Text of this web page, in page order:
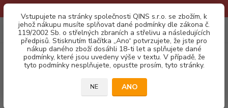
Vstupujete na stránky společnosti QINS s.r.o. se zbožím, k
jehož nákupu musíte splňovat dané podmínky dle zákona č.
119/2002 Sb. o střelných zbraních a střelivu a následujících
předpisů. Stisknutím tlačítka „Ano“ potvrzujete, že jste pro
nákup daného zboží dosáhli 18-ti let a splňujete dané
podmínky, které jsou uvedeny výše v textu. V případě, že
tyto podmínky nesplňujete, opusťte prosím, tyto stránky.
NE ANO
Menu
CZK 0
za0,00 Kč